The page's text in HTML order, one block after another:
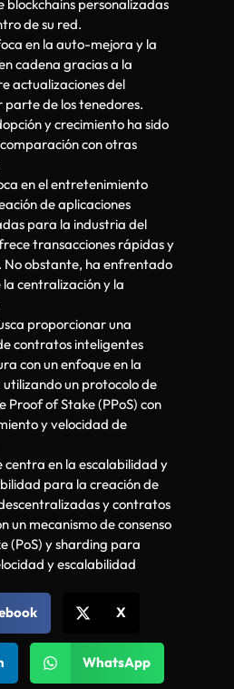
blockchains personalizadas
de su red.
en la auto-mejora y la
cadena gracias a la
actualizaciones del
parte de los tenedores.
y crecimiento ha sido
con otras
en el entretenimiento
de aplicaciones
para la industria del
transacciones rápidas y
obstante, ha enfrentado
centralización y la
proporcionar una
contratos inteligentes
con un enfoque en la
un protocolo de
Proof of Stake (PPoS) con
y velocidad de
centra en la escalabilidad y
para la creación de
y contratos
un mecanismo de consenso
(PoS) y sharding para
y escalabilidad
X
WhatsApp